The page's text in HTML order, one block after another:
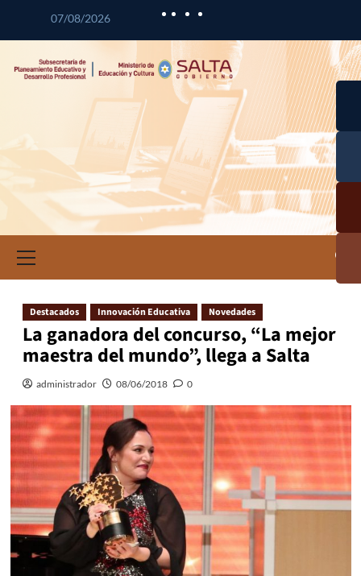
07/08/2026
Destacados Innovación Educativa Novedades
La ganadora del concurso, “La mejor
maestra del mundo”, llega a Salta
administrador 08/06/2018 0